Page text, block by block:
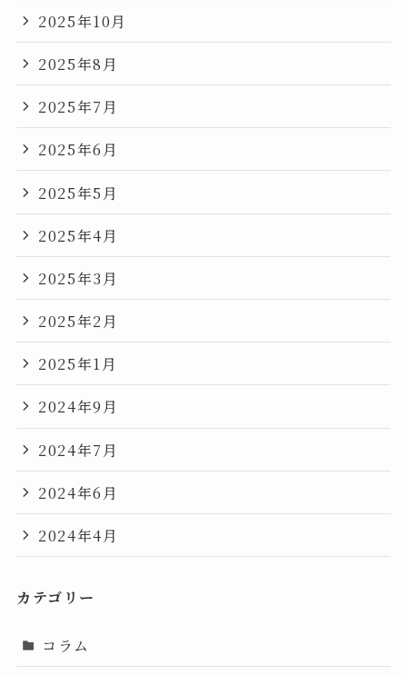
2025年10月
2025年8月
2025年7月
2025年6月
2025年5月
2025年4月
2025年3月
2025年2月
2025年1月
2024年9月
2024年7月
2024年6月
2024年4月
カテゴリー
コラム